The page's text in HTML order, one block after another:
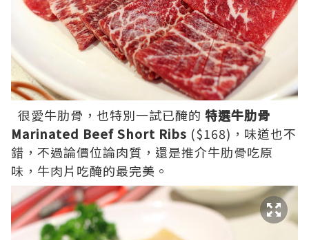
很愛牛肋骨，也特別一試已醃的 特選牛肋骨
Marinated Beef Short Ribs ($168)，味道也不
錯，不過論價位論肉質，還是推介牛肋骨吃原
味，牛肉片吃醃的最完美。